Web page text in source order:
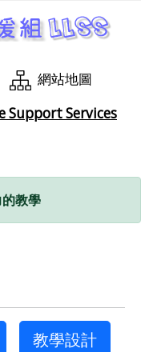
網站地圖
Support Services
教學
教學設計